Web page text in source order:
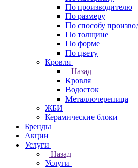
По производителю
По размеру
По способу
По толщине
По форме
По цвету
Кровля
Назад
Кровля
Водосток
Металлочерепица
ЖБИ
Керамические блоки
Бренды
Акции
Услуги
Назад
Услуги